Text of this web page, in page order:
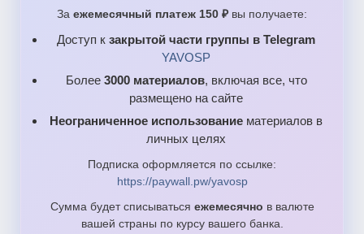
За ежемесячный платеж 150 ₽ вы получаете:
Доступ к закрытой части группы в Telegram
YAVOSP
Более 3000 материалов, включая все, что
размещено на сайте
Неограниченное использование материалов в
личных целях
Подписка оформляется по ссылке:
https://paywall.pw/yavosp
Сумма будет списываться ежемесячно в валюте
вашей страны по курсу вашего банка.